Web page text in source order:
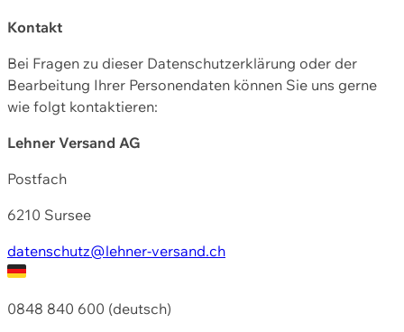
Kontakt
Bei Fragen zu dieser Datenschutzerklärung oder der
Bearbeitung Ihrer Personendaten können Sie uns gerne
wie folgt kontaktieren:
Lehner Versand AG
Postfach
6210 Sursee
datenschutz@lehner-versand.ch
0848 840 600 (deutsch)